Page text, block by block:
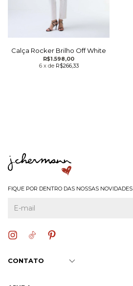
Calça Rocker Brilho Off White
R$1.598,00
6 x de R$266,33
FIQUE POR DENTRO DAS NOSSAS NOVIDADES
CONTATO